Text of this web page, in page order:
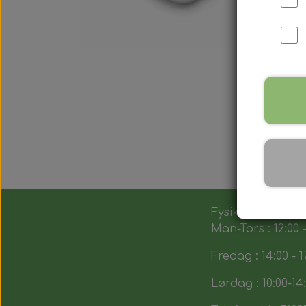
Fysik butik :
Man-Tors : 12:00
Fredag : 14:00 -
Lørdag : 10:00-